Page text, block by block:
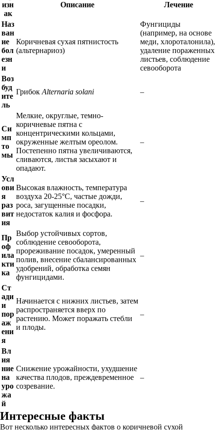
изн
ак
Описание Лечение
Наз
ван
ие
бол
езн
и
Коричневая сухая пятнистость
(альтернариоз)
Фунгициды
(например, на основе
меди, хлороталонила),
удаление пораженных
листьев, соблюдение
севооборота
Воз
буд
ите
ль
Грибок Alternaria solani –
Си
мп
то
мы
Мелкие, округлые, темно-
коричневые пятна с
концентрическими кольцами,
окруженные желтым ореолом.
Постепенно пятна увеличиваются,
сливаются, листья засыхают и
опадают.
–
Усл
ови
я
раз
вит
ия
Высокая влажность, температура
воздуха 20-25°C, частые дожди,
роса, загущенные посадки,
недостаток калия и фосфора.
–
Пр
оф
ила
кти
ка
Выбор устойчивых сортов,
соблюдение севооборота,
прореживание посадок, умеренный
полив, внесение сбалансированных
удобрений, обработка семян
фунгицидами.
–
Ст
ади
и
пор
аж
ени
я
Начинается с нижних листьев, затем
распространяется вверх по
растению. Может поражать стебли
и плоды.
–
Вл
ия
ние
на
уро
жа
й
Снижение урожайности, ухудшение
качества плодов, преждевременное
созревание.
–
Интересные факты
Вот несколько интересных фактов о коричневой сухой